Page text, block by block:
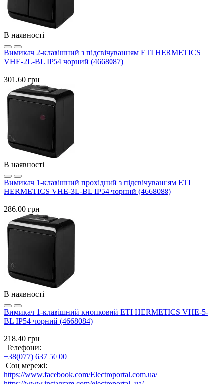
В наявності
Вимикач 2-клавішний з підсвічуванням ETI HERMETICS
VHE-2L-BL IP54 чорний (4668087)
301.60 грн
В наявності
Вимикач 1-клавішний прохідний з підсвічуванням ETI
HERMETICS VHE-3L-BL IP54 чорний (4668088)
286.00 грн
В наявності
Вимикач 1-клавішний кнопковий ETI HERMETICS VHE-5-
BL IP54 чорний (4668084)
218.40 грн
Телефони:
+38(077) 637 50 00
Соц мережі:
https://www.facebook.com/Electroportal.com.ua/